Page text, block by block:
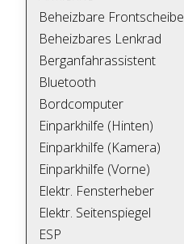
Beheizbare Frontscheibe
Beheizbares Lenkrad
Berganfahrassistent
Bluetooth
Bordcomputer
Einparkhilfe (Hinten)
Einparkhilfe (Kamera)
Einparkhilfe (Vorne)
Elektr. Fensterheber
Elektr. Seitenspiegel
ESP